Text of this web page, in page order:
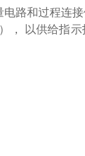
路和过程连
， 以供给指示